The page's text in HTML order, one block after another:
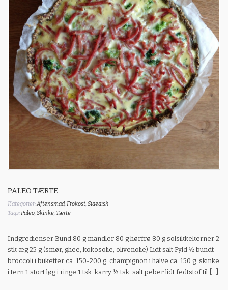
PALEO TÆRTE
Kategorier:Aftensmad, Frokost, Sidedish
Tags:Paleo, Skinke, Tærte
Indgredienser Bund 80 g mandler 80 g hørfrø 80 g solsikkekerner 2
stk æg 25 g (smør, ghee, kokosolie, olivenolie) Lidt salt Fyld ½ bundt
broccoli i buketter ca. 150-200 g. champignon i halve ca. 150 g. skinke
i tern 1 stort løg i ringe 1 tsk. karry ½ tsk. salt peber lidt fedtstof til […]